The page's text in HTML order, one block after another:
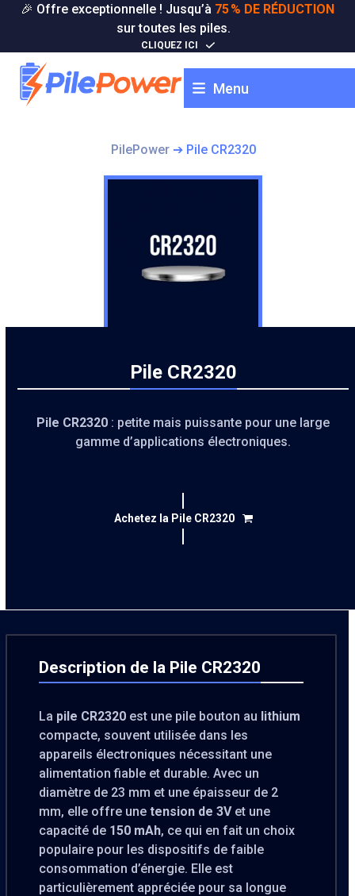
Skip🎉 Offre exceptionnelle ! Jusqu’à 75 % DE RÉDUCTION
sur toutes les piles.
CLIQUEZ ICI
Menu
PilePower➔ Pile CR2320
Pile CR2320
Pile CR2320 : petite mais puissante pour une large
gamme d’applications électroniques.
Achetez la Pile CR2320
Description de la Pile CR2320
La pile CR2320 est une pile bouton au lithium
compacte, souvent utilisée dans les
appareils électroniques nécessitant une
alimentation fiable et durable. Avec un
diamètre de 23 mm et une épaisseur de 2
mm, elle offre unetension de 3Vet une
capacité de 150 mAh, ce qui en fait un choix
populaire pour les dispositifs de faible
consommation d’énergie. Elle est
particulièrement appréciée pour sa longue